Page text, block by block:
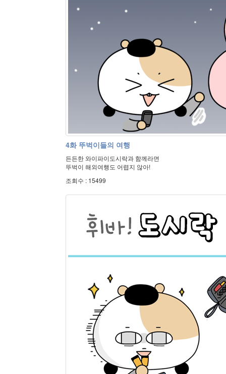
4화 뚜벅이들의 여행
든든한 와이파이도시락과 함께라면
뚜벅이 해외여행도 어렵지 않아!
조회수 : 15499